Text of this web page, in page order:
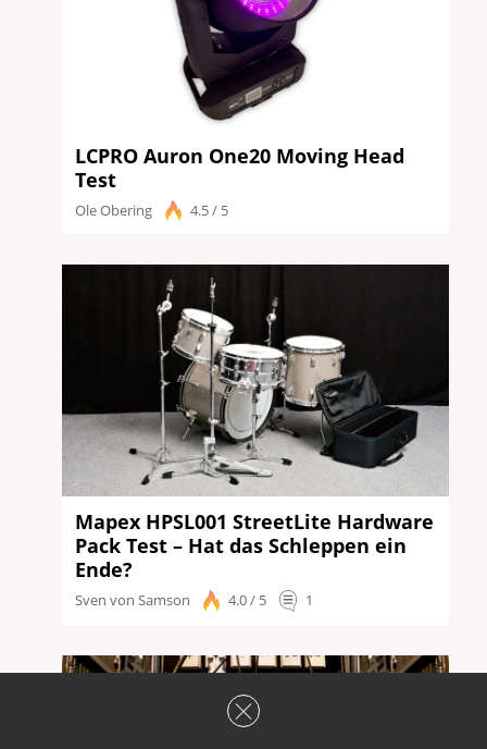
LCPRO Auron One20 Moving Head
Test
Ole Obering 4.5 / 5
Mapex HPSL001 StreetLite Hardware
Pack Test – Hat das Schleppen ein
Ende?
Sven von Samson 4.0 / 5 1